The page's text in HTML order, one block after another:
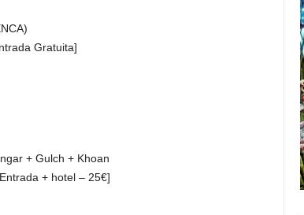
Gratuita]
+ Gulch + Khoan
+ hotel – 25€]